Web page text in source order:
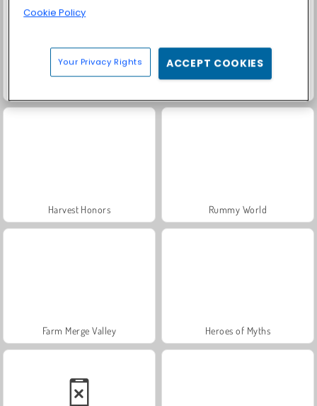
Harvest Honors Rummy World
Farm Merge Valley Heroes of Myths
Cookie Policy
Your Privacy Rights ACCEPT COOKIES